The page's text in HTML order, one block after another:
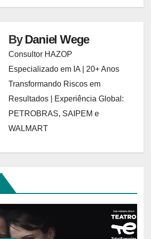
ByDaniel Wege
Consultor HAZOP
Especializado em IA | 20+ Anos
Transformando Riscos em
Resultados | Experiência Global:
PETROBRAS, SAIPEM e
WALMART